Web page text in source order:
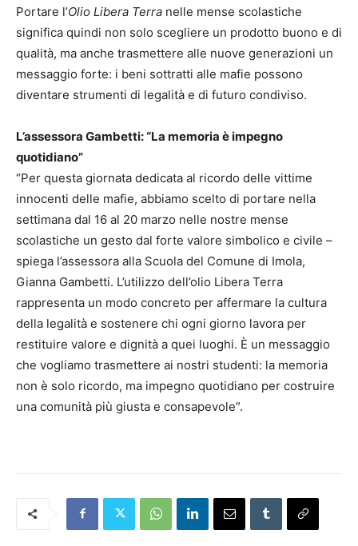
Portare l’Olio Libera Terra nelle mense scolastiche
significa quindi non solo scegliere un prodotto buono e di
qualità, ma anche trasmettere alle nuove generazioni un
messaggio forte: i beni sottratti alle mafie possono
diventare strumenti di legalità e di futuro condiviso.
L’assessora Gambetti: “La memoria è impegno
quotidiano”
“Per questa giornata dedicata al ricordo delle vittime
innocenti delle mafie, abbiamo scelto di portare nella
settimana dal 16 al 20 marzo nelle nostre mense
scolastiche un gesto dal forte valore simbolico e civile –
spiega l’assessora alla Scuola del Comune di Imola,
Gianna Gambetti. L’utilizzo dell’olio Libera Terra
rappresenta un modo concreto per affermare la cultura
della legalità e sostenere chi ogni giorno lavora per
restituire valore e dignità a quei luoghi. È un messaggio
che vogliamo trasmettere ai nostri studenti: la memoria
non è solo ricordo, ma impegno quotidiano per costruire
una comunità più giusta e consapevole”.